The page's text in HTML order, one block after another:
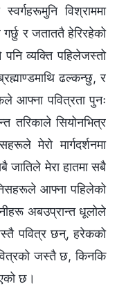
विश्राममा
र जताततै हेरिरहेको
व्यक्ति पहिलेजस्तो
ढल्कन्छु, र
आफ्ना पवित्रता पुनः
तरिकाले सियोनभित्र
मेरो मार्गदर्शनमा
मेरा हातमा सबै
आफ्ना पहिलेको
अबउप्रान्त धूलोले
पवित्र छन्, हरेकको
जस्तै छ, किनकि
छ।